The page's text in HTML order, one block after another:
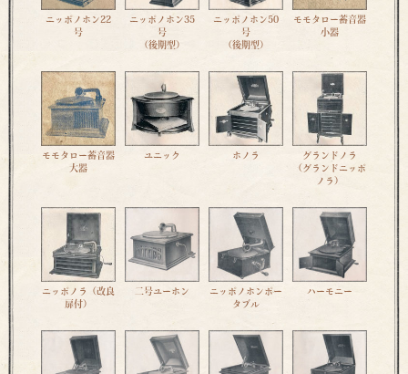
ニッポノホン22
号
ニッポノホン35
号
（後期型）
ニッポノホン50
号
（後期型）
モモタロー蓄音器
小器
モモタロー蓄音器
大器
ユニック ホノラ
グランドノラ
（グランドニッポ
ノラ）
ニッポノラ（改良
扉付）
二号ユーホン
ニッポノホンポー
タブル
ハーモニー